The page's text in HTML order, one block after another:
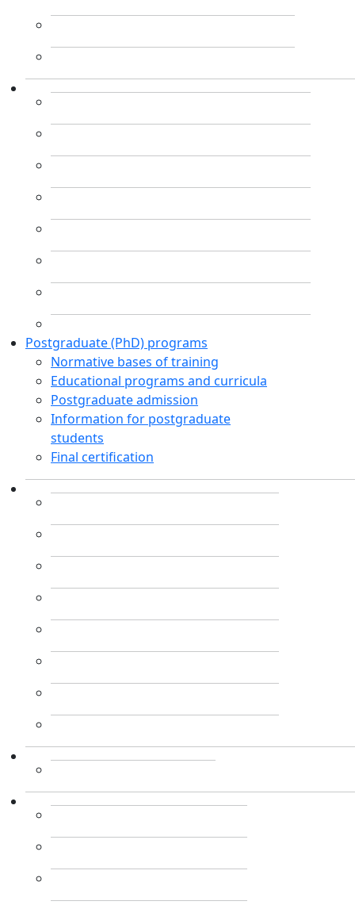
Postgraduate (PhD) programs
Normative bases of training
Educational programs and curricula
Postgraduate admission
Information for postgraduate
students
Final certification